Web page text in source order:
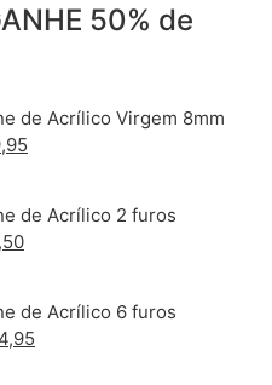
50% de
de Acrílico Virgem 8mm
de Acrílico 2 furos
de Acrílico 6 furos